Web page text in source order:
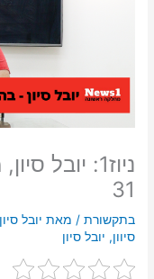
ניוז1:
31
בתקשורת / מאת יובל
סיוון, יובל סיון